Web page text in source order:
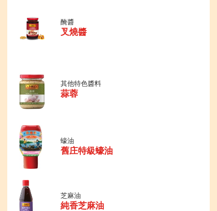
醃醬
叉燒醬
其他特色醬料
蒜蓉
蠔油
舊庄特級蠔油
芝麻油
純香芝麻油